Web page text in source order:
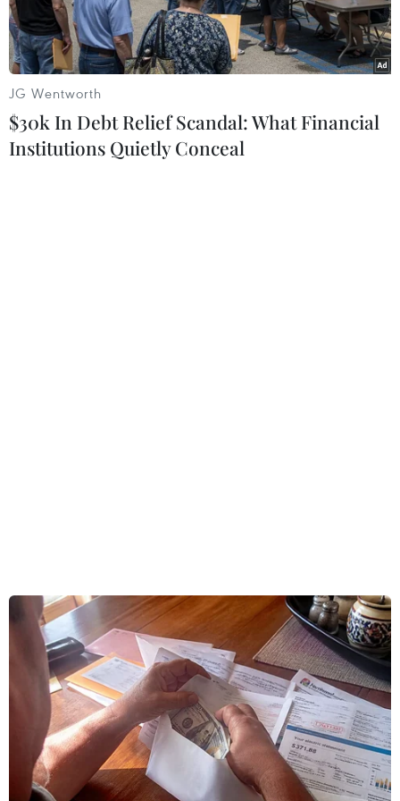
với nhóm này.
Phát biểu tại họp báo, Thủ tướng Alexander
Schallenberg thừa nhận chính phủ đã không
thành công trong việc thuyết phục người dân đi
tiêm phòng và phải đưa yêu cầu tiêm phòng bắt
buộc, có hiệu lực từ tháng 2/2022.
Thủ tướng Áo khẳng định việc tăng tỷ lệ tiêm
phòng là cách duy nhất để phá vỡ vòng lây
nhiễm hiện nay. Ước tính có 66% dân số Áo đã
JG Wentworth
$30k In Debt Relief Scandal: What Financial
Institutions Quietly Conceal